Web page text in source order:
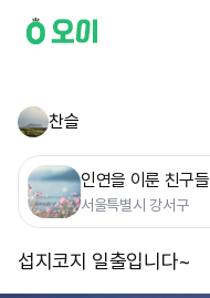
찬슬
인연을 이룬 친구들
서울특별시 강서구
섭지코지 일출입니다~